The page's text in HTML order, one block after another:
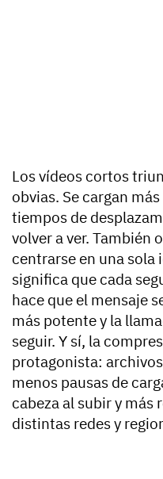
Los vídeos cortos
obvias. Se cargan
tiempos de
volver a ver. También
centrarse en una sola
significa que cada
hace que el mensaje
más potente y la
seguir. Y sí, la
protagonista:
menos pausas de
cabeza al subir y más
distintas redes y